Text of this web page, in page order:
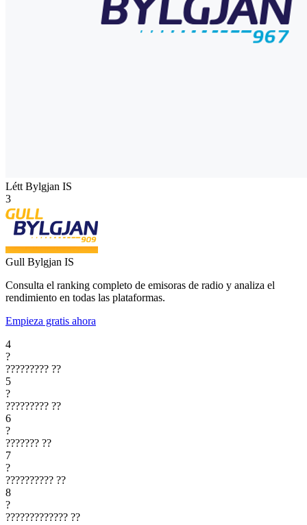
Létt Bylgjan IS
3
Gull Bylgjan IS
Consulta el ranking completo de emisoras de radio y analiza el
rendimiento en todas las plataformas.
Empieza gratis ahora
4
?
????????? ??
5
?
????????? ??
6
?
??????? ??
7
?
?????????? ??
8
?
????????????? ??